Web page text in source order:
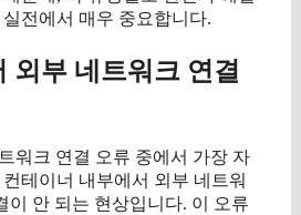
전에서 매우 중요합니다.
외부 네트워크 연결
워크 연결 오류 중에서 가장 자
테이너 내부에서 외부 네트워
이 안 되는 현상입니다. 이 오류